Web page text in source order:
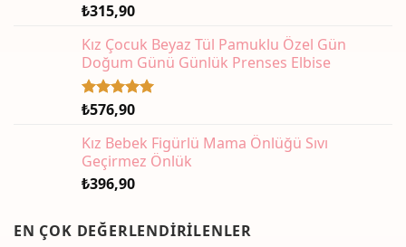
₺315,90
Kız Çocuk Beyaz Tül Pamuklu Özel Gün
Doğum Günü Günlük Prenses Elbise
5 üzerinden
aldı
₺576,90
Kız Bebek Figürlü Mama Önlüğü Sıvı
Geçirmez Önlük
₺396,90
EN ÇOK DEĞERLENDIRILENLER